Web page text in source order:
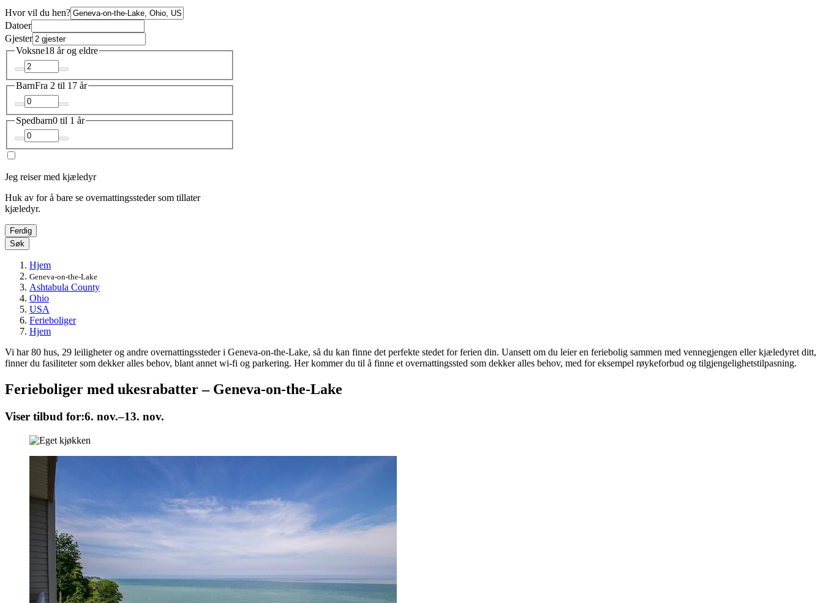
Hvor vil du hen?
Datoer
Gjester
Voksne18 år og eldre
BarnFra 2 til 17 år
Spedbarn0 til 1 år
Jeg reiser med kjæledyr
Huk av for å bare se overnattingssteder som tillater
kjæledyr.
Ferdig
Søk
Hjem
Geneva-on-the-Lake
Ashtabula County
Ohio
USA
Ferieboliger
Hjem
Vi har 80 hus, 29 leiligheter og andre overnattingssteder i Geneva-on-the-Lake, så du kan finne det perfekte stedet for ferien din. Uansett om du leier en feriebolig sammen med vennegjengen eller kjæledyret ditt,
finner du fasiliteter som dekker alles behov, blant annet wi-fi og parkering. Her kommer du til å finne et overnattingssted som dekker alles behov, med for eksempel røykeforbud og tilgjengelighetstilpasning.
Ferieboliger med ukesrabatter – Geneva-on-the-Lake
Viser tilbud for:6. nov.–13. nov.